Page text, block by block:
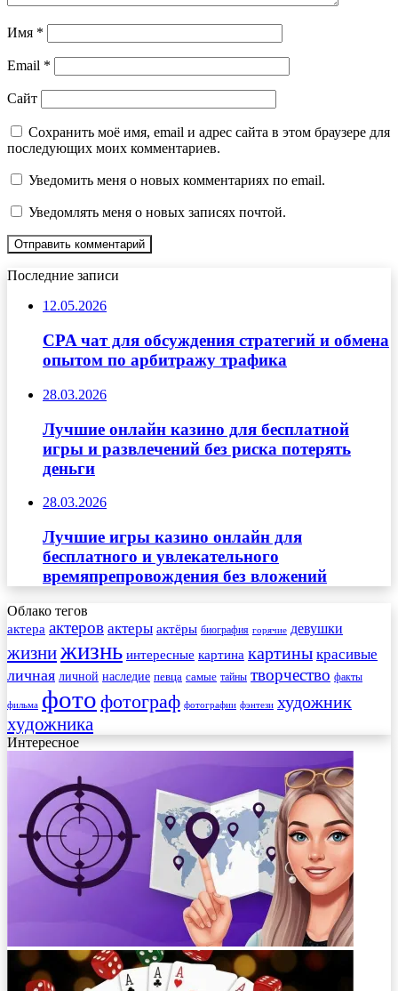
Имя *
Email *
Сайт
Сохранить моё имя, email и адрес сайта в этом браузере для
последующих моих комментариев.
Уведомить меня о новых комментариях по email.
Уведомлять меня о новых записях почтой.
Последние записи
12.05.2026
CPA чат для обсуждения стратегий и обмена
опытом по арбитражу трафика
28.03.2026
Лучшие онлайн казино для бесплатной
игры и развлечений без риска потерять
деньги
28.03.2026
Лучшие игры казино онлайн для
бесплатного и увлекательного
времяпрепровождения без вложений
Облако тегов
актера актеров актеры актёры биография горячие девушки
жизнижизнь интересные картина картины красивые
личная личной наследие певца самые тайны творчество факты
фильма фото фотограф фотографии фэнтези художник
художника
Интересное